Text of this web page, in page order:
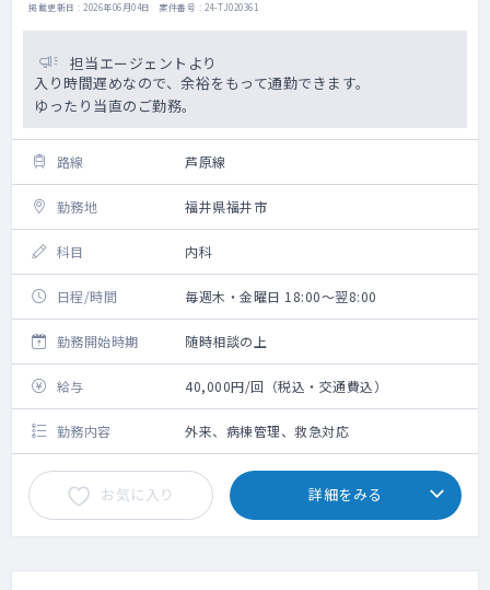
掲載更新日 : 2026年06月04日 案件番号 : 24-TJ020361
担当エージェントより
入り時間遅めなので、余裕をもって通勤できます。
ゆったり当直のご勤務。
路線 芦原線
勤務地 福井県福井市
科目 内科
日程/時間 毎週木・金曜日 18:00～翌8:00
勤務開始時期 随時相談の上
給与 40,000円/回（税込・交通費込）
勤務内容 外来、病棟管理、救急対応
お気に入り 詳細をみる